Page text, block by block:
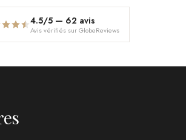
4.5/5 — 62 avis
Avis vérifiés sur GlobeReviews